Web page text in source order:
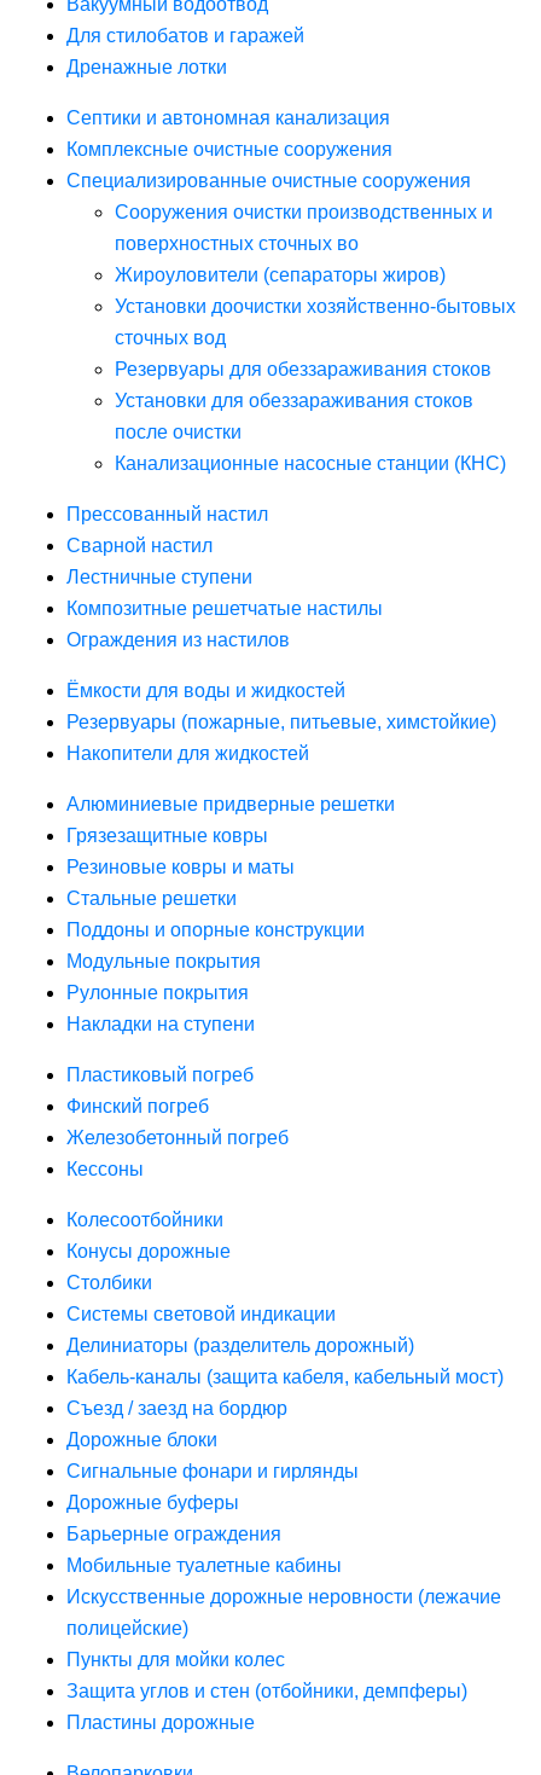
Вакуумный водоотвод
Для стилобатов и гаражей
Дренажные лотки
Септики и автономная канализация
Комплексные очистные сооружения
Специализированные очистные сооружения
Сооружения очистки производственных и
поверхностных сточных во
Жироуловители (сепараторы жиров)
Установки доочистки хозяйственно-бытовых
сточных вод
Резервуары для обеззараживания стоков
Установки для обеззараживания стоков
после очистки
Канализационные насосные станции (КНС)
Прессованный настил
Сварной настил
Лестничные ступени
Композитные решетчатые настилы
Ограждения из настилов
Ёмкости для воды и жидкостей
Резервуары (пожарные, питьевые, химстойкие)
Накопители для жидкостей
Алюминиевые придверные решетки
Грязезащитные ковры
Резиновые ковры и маты
Стальные решетки
Поддоны и опорные конструкции
Модульные покрытия
Рулонные покрытия
Накладки на ступени
Пластиковый погреб
Финский погреб
Железобетонный погреб
Кессоны
Колесоотбойники
Конусы дорожные
Столбики
Системы световой индикации
Делиниаторы (разделитель дорожный)
Кабель-каналы (защита кабеля, кабельный мост)
Съезд / заезд на бордюр
Дорожные блоки
Сигнальные фонари и гирлянды
Дорожные буферы
Барьерные ограждения
Мобильные туалетные кабины
Искусственные дорожные неровности (лежачие
полицейские)
Пункты для мойки колес
Защита углов и стен (отбойники, демпферы)
Пластины дорожные